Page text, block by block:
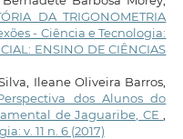
DA TRIGONOMETRIA
- Ciência e Tecnologia:
ENSINO DE CIÊNCIAS
Ileane Oliveira Barros,
dos Alunos do
de Jaguaribe, CE
v. 11 n. 6 (2017)